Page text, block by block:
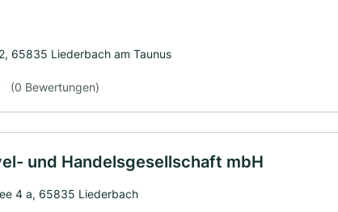
65835 Liederbach am Taunus
(0 Bewertungen)
und Handelsgesellschaft mbH
4 a, 65835 Liederbach